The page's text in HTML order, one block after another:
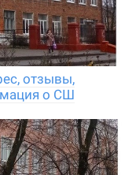
отзывы,
о СШ